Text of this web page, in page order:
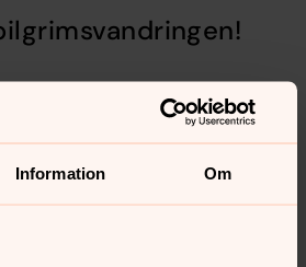
Information Om
från Väster Tuna